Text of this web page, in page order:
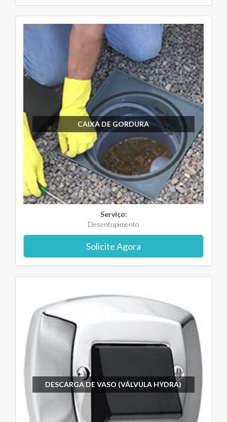
CAIXA DE GORDURA
Serviço:
Desentupimento
Solicite Agora
DESCARGA DE VASO (VÁLVULA HYDRA)